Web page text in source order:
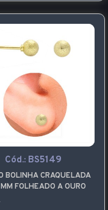
Cód.: BS5149
BOLINHA CRAQUELADA
FOLHEADO A OURO